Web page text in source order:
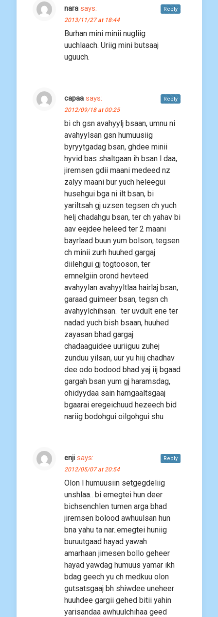
nara says:
2013/11/27 at 18:44
Burhan mini minii nugliig
uuchlaach. Uriig mini butsaaj
uguuch.
Reply
capaa says:
2012/09/18 at 00:25
bi ch gsn avahyylj bsaan, umnu ni
avahyylsan gsn humuusiig
byryytgadag bsan, ghdee minii
hyvid bas shaltgaan ih bsan l daa,
jiremsen gdii maani medeed nz
zalyy maani bur yuch heleegui
husehgui bga ni ilt bsan, bi
yariltsah gj uzsen tegsen ch yuch
helj chadahgu bsan, ter ch yahav bi
aav eejdee heleed ter 2 maani
bayrlaad buun yum bolson, tegsen
ch minii zurh huuhed gargaj
diilehgui gj togtooson, ter
emnelgiin orond hevteed
avahyylan avahyyltlaa hairlaj bsan,
garaad guimeer bsan, tegsn ch
avahyylchihsan. ter uvdult ene ter
nadad yuch bish bsaan, huuhed
zayasan bhad gargaj
chadaaguidee uuriiguu zuhej
zunduu yilsan, uur yu hiij chadhav
dee odo bodood bhad yaj iij bgaad
gargah bsan yum gj haramsdag,
ohidyydaa sain hamgaaltsgaaj
bgaarai eregeichuud hezeech bid
nariig bodohgui oilgohgui shu
Reply
enji says:
2012/05/07 at 20:54
Olon l humuusiin setgegdeliig
unshlaa.. bi emegtei hun deer
bichsenchlen tumen arga bhad
jiremsen bolood awhuulsan hun
bna yahu ta nar..emegtei huniig
buruutgaad hayad yawah
amarhaan jimesen bollo geheer
hayad yawdag humuus yamar ikh
bdag geech yu ch medkuu olon
gutsatsgaaj bh shiwdee uneheer
huuhdee gargii gehed bitii yahin
yarisandaa awhuulchihaa geed
Reply